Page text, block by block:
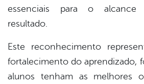
essenciais para o alcance
resultado.
Este reconhecimento
fortalecimento do aprendizado,
alunos tenham as melhores